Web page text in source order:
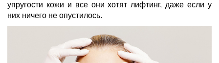
упругости кожи и все они хотят лифтинг, даже если у
них ничего не опустилось.